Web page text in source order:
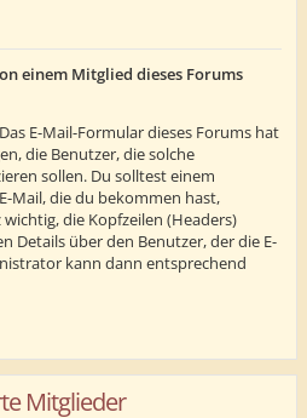
einem Mitglied dieses Forums
E-Mail-Formular dieses Forums hat
die Benutzer, die solche
sollen. Du solltest einem
Mail, die du bekommen hast,
die Kopfzeilen (Headers)
Details über den Benutzer, der die E-
kann dann entsprechend
Mitglieder